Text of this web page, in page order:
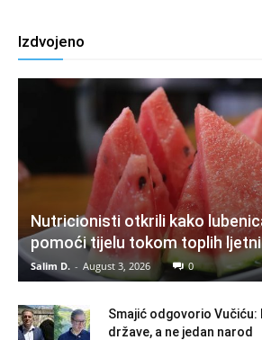
Izdvojeno
Nutricionisti otkrili kako
pomoći tijelu tokom toplih
Salim D. - August 3, 2026 0
Smajić odgovorio Vučiću:
države, a ne jedan narod